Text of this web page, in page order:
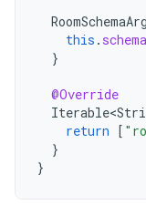
this .
}
@Override
return [
}
}